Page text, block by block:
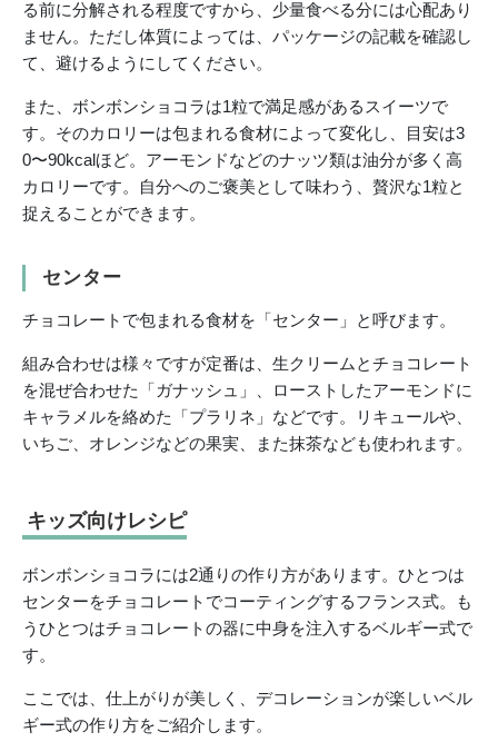
る前に分解される程度ですから、少量食べる分には心配あり
ません。ただし体質によっては、パッケージの記載を確認し
て、避けるようにしてください。
また、ボンボンショコラは1粒で満足感があるスイーツで
す。そのカロリーは包まれる食材によって変化し、目安は3
0〜90kcalほど。アーモンドなどのナッツ類は油分が多く高
カロリーです。自分へのご褒美として味わう、贅沢な1粒と
捉えることができます。
センター
チョコレートで包まれる食材を「センター」と呼びます。
組み合わせは様々ですが定番は、生クリームとチョコレート
を混ぜ合わせた「ガナッシュ」、ローストしたアーモンドに
キャラメルを絡めた「プラリネ」などです。リキュールや、
いちご、オレンジなどの果実、また抹茶なども使われます。
キッズ向けレシピ
ボンボンショコラには2通りの作り方があります。ひとつは
センターをチョコレートでコーティングするフランス式。も
うひとつはチョコレートの器に中身を注入するベルギー式で
す。
ここでは、仕上がりが美しく、デコレーションが楽しいベル
ギー式の作り方をご紹介します。